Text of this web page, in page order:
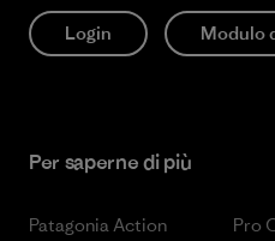
Login Modulo
Per saperne di più
Patagonia Action
Pro